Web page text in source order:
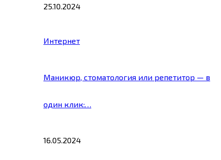
25.10.2024
Интернет
Маникюр, стоматология или репетитор — в
один клик:…
16.05.2024